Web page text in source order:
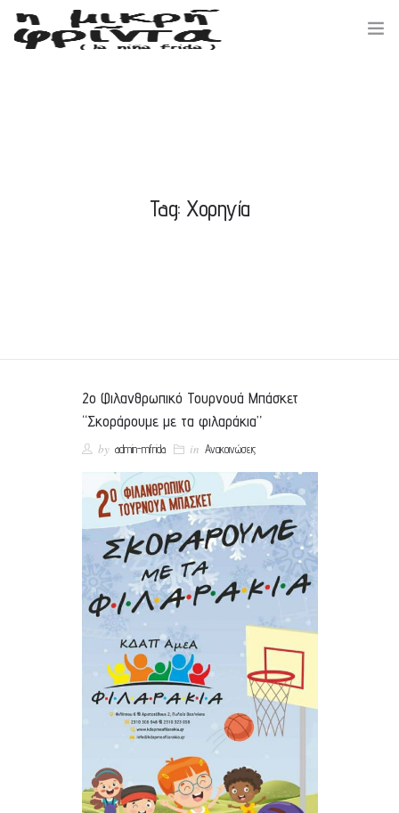
Tag: Χορηγία
2ο Φιλανθρωπικό Τουρνουά Μπάσκετ
“Σκοράρουμε με τα φιλαράκια”
by admin-mfrida in Ανακοινώσεις